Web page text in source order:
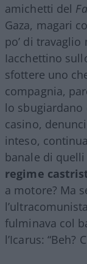
amichetti del
Gaza, magari
po’ di
Iacchettino
sfottere uno
compagnia,
lo
casino,
inteso,
banale di
regime
a motore? Ma
fulminava col
l’Icarus: “Beh?